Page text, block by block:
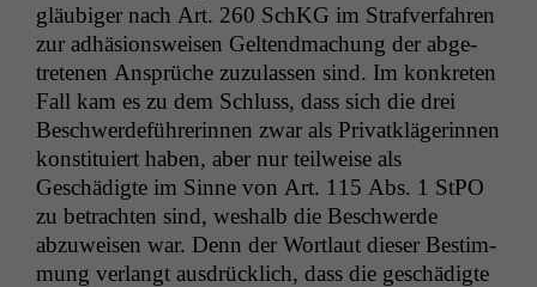
gläu­biger nach Art. 260 SchKG im Strafver­fahren
zur adhä­sion­sweisen Gel­tend­machung der abge­
trete­nen Ansprüche zuzu­lassen sind. Im konkreten
Fall kam es zu dem Schluss, dass sich die drei
Beschw­erde­führerin­nen zwar als Pri­vatk­lägerin­nen
kon­sti­tu­iert haben, aber nur teil­weise als
Geschädigte im Sinne von Art. 115 Abs. 1 StPO
zu betra­cht­en sind, weshalb die Beschw­erde
abzuweisen war. Denn der Wort­laut dieser Bes­tim­
mung ver­langt aus­drück­lich, dass die geschädigte